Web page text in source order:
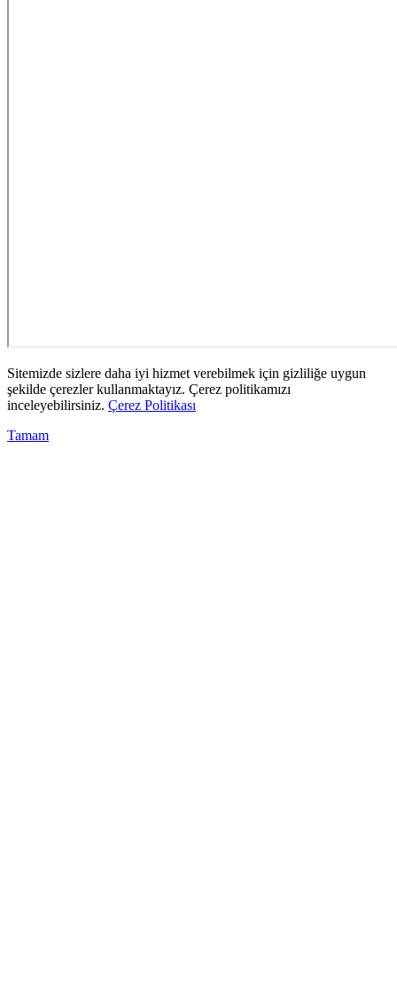
Sitemizde sizlere daha iyi hizmet verebilmek için gizliliğe uygun
şekilde çerezler kullanmaktayız. Çerez politikamızı
inceleyebilirsiniz. Çerez Politikası
Tamam